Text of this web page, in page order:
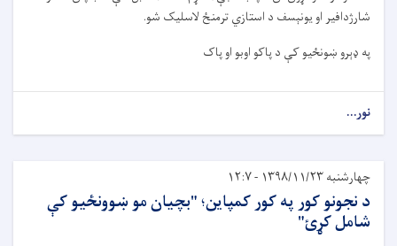
شارژدافیر او یونېسف د استازي ترمنځ لاسلیک شو.
په ډېرو ښونځیو کې د پاکو اوبو او پاک
نور...
چهارشنبه ۱۳۹۸/۱۱/۲۳ - ۱۲:۷
د نجونو کور په کور کمپاین؛ "بچیان مو ښوونځيو کې
شامل کړئ"